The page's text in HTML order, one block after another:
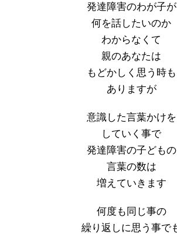
発達障害のわが子が
何を話したいのか
わからなくて
親のあなたは
もどかしく思う時も
ありますが
意識した言葉かけを
していく事で
発達障害の子どもの
言葉の数は
増えていきます
何度も同じ事の
繰り返しに思う事で